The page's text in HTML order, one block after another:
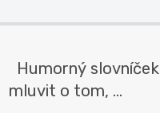
Humorný
mluvit o tom, ...